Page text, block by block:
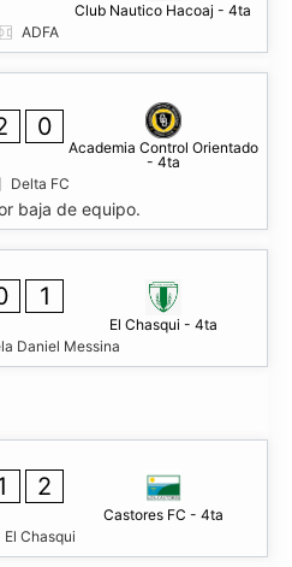
Club Nautico Hacoaj - 4ta
ADFA
0
Academia Control Orientado
- 4ta
Delta FC
baja de equipo.
1
El Chasqui - 4ta
Daniel Messina
2
Castores FC - 4ta
El Chasqui